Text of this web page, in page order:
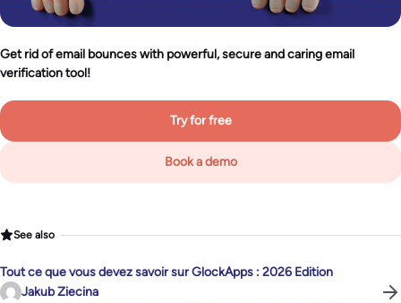
Get rid of email bounces with powerful, secure and caring email
verification tool!
Try for free
Book a demo
See also
Tout ce que vous devez savoir sur GlockApps : 2026 Edition
Jakub Ziecina